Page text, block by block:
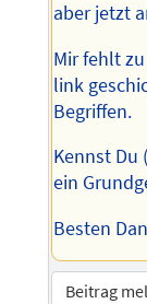
aber jetzt
Mir fehlt
link
Begriffen.
Kennst Du
ein
Besten
Beitrag